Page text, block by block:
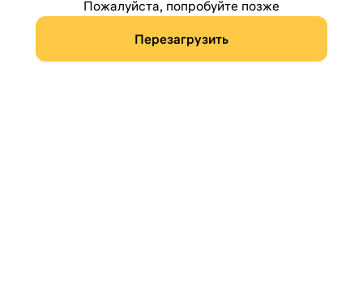
Пожалуйста, попробуйте позже
Перезагрузить